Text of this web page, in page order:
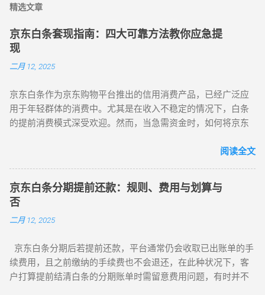
精选文章
京东白条套现指南：四大可靠方法教你应急提
现
二月 12, 2025
京东白条作为京东购物平台推出的信用消费产品，已经广泛应
用于年轻群体的消费中。尤其是在收入不稳定的情况下，白条
的提前消费模式深受欢迎。然而，当急需资金时，如何将京东
现方法，帮助你在急需时快速提现。 1. 扫码秒到 操作流程：
APP扫描二维码，选择白条付款，完成支付。 商家确认收款
后，将现金转给你。 优点： 快速到账，适合小额提现。 流程
简便，直接支付。 缺点： 可能存在限额问题，无法大额提现。
需要找到支持白条的商家。 2. 卡密模式 操作流程： 使用京东
等）。 将虚拟卡转卖给他人，以获取现金。 优点： 快速到
账，适合小额提现。 操作简单，快捷方便。 缺点： 月限额
2000元，不适合大额提现。 需要找到虚拟卡的买家。 3. 京东商
阅读全文
京东白条分期提前还款：规则、费用与划算与
否
二月 12, 2025
京东白条分期后若提前还款，平台通常仍会收取已出账单的手
续费用，且之前缴纳的手续费也不会退还，在此种状况下，客
户打算提前结清白条的分期账单时需留意费用问题，有时并不